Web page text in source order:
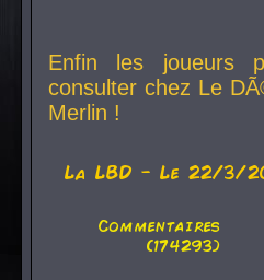
Enfin les joueurs
consulter chez Le
Merlin !
La LBD - Le 22/3/
Commentaires
(174293)